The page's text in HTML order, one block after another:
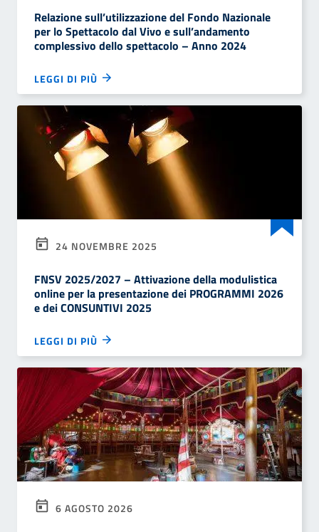
Relazione sull’utilizzazione del Fondo Nazionale
per lo Spettacolo dal Vivo e sull’andamento
complessivo dello spettacolo – Anno 2024
LEGGI DI PIÙ
24 NOVEMBRE 2025
FNSV 2025/2027 – Attivazione della modulistica
online per la presentazione dei PROGRAMMI 2026
e dei CONSUNTIVI 2025
LEGGI DI PIÙ
6 AGOSTO 2026